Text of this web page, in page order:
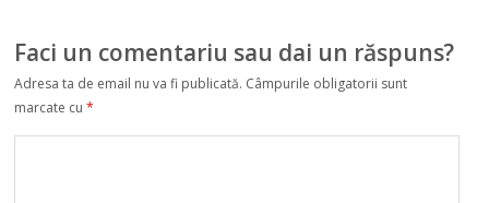
Faci un comentariu sau dai un răspuns?
Adresa ta de email nu va fi publicată. Câmpurile obligatorii sunt
marcate cu*